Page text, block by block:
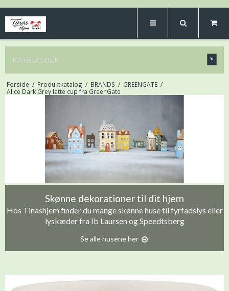
KATEGORIER
Forside / Produktkatalog / BRANDS / GREENGATE /
Alice Dark Grey latte cup fra GreenGate
Skønne dekorationer til dit hjem
Hos Tinashjem finder du mange skønne huse til fyrfadslys eller
lyskæder fra Ib Laursen og Speedtsberg
Se alle husene her